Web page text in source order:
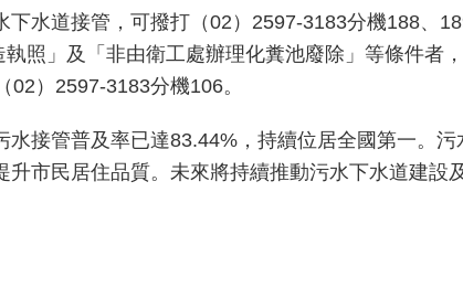
水道接管，可撥打（02）2597-3183分機188、
照」及「非由衛工處辦理化糞池廢除」等條件者
）2597-3183分機106。
接管普及率已達83.44%，持續位居全國第一。
市民居住品質。未來將持續推動污水下水道建設